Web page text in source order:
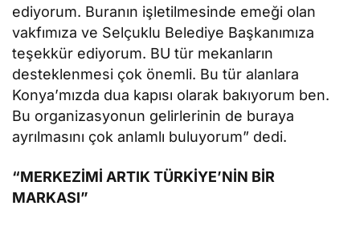
ediyorum. Buranın işletilmesinde emeği olan
vakfımıza ve Selçuklu Belediye Başkanımıza
teşekkür ediyorum. BU tür mekanların
desteklenmesi çok önemli. Bu tür alanlara
Konya’mızda dua kapısı olarak bakıyorum ben.
Bu organizasyonun gelirlerinin de buraya
ayrılmasını çok anlamlı buluyorum” dedi.
“MERKEZİMİ ARTIK TÜRKİYE’NİN BİR
MARKASI”